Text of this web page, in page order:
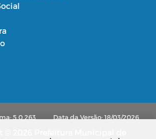
5.0.263 Data da Versão: 18/03/2026